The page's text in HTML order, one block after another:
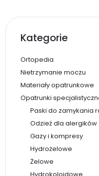
Kategorie
Ortopedia
Nietrzymanie moczu
Materiały opatrunkowe
Opatrunki
Paski do zamykania
Odzież dla alergików
Gazy i kompresy
Hydrożelowe
Żelowe